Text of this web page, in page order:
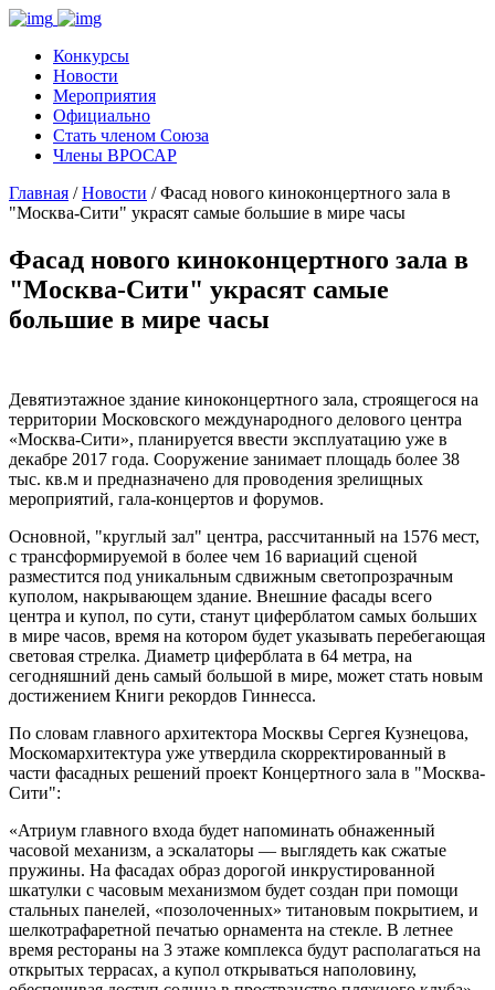
Конкурсы
Новости
Мероприятия
Официально
Стать членом Союза
Члены ВРОСАР
Главная /Новости / Фасад нового киноконцертного зала в
"Москва-Сити" украсят самые большие в мире часы
Фасад нового киноконцертного зала в
"Москва-Сити" украсят самые
большие в мире часы
Девятиэтажное здание киноконцертного зала, строящегося на
территории Московского международного делового центра
«Москва-Сити», планируется ввести эксплуатацию уже в
декабре 2017 года. Сооружение занимает площадь более 38
тыс. кв.м и предназначено для проводения зрелищных
мероприятий, гала-концертов и форумов.
Основной, "круглый зал" центра, рассчитанный на 1576 мест,
с трансформируемой в более чем 16 вариаций сценой
разместится под уникальным сдвижным светопрозрачным
куполом, накрывающем здание. Внешние фасады всего
центра и купол, по сути, станут циферблатом самых больших
в мире часов, время на котором будет указывать перебегающая
световая стрелка. Диаметр циферблата в 64 метра, на
сегодняшний день самый большой в мире, может стать новым
достижением Книги рекордов Гиннесса.
По словам главного архитектора Москвы Сергея Кузнецова,
Москомархитектура уже утвердила скорректированный в
части фасадных решений проект Концертного зала в "Москва-
Сити":
«Атриум главного входа будет напоминать обнаженный
часовой механизм, а эскалаторы — выглядеть как сжатые
пружины. На фасадах образ дорогой инкрустированной
шкатулки с часовым механизмом будет создан при помощи
стальных панелей, «позолоченных» титановым покрытием, и
шелкотрафаретной печатью орнамента на стекле. В летнее
время рестораны на 3 этаже комплекса будут располагаться на
открытых террасах, а купол открываться наполовину,